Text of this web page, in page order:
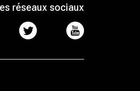
réseaux sociaux